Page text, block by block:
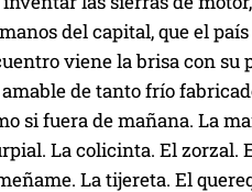
del capital, que el país
viene la brisa con su
de tanto frío
si fuera de mañana. La
La colicinta. El zorzal.
La tijereta. El